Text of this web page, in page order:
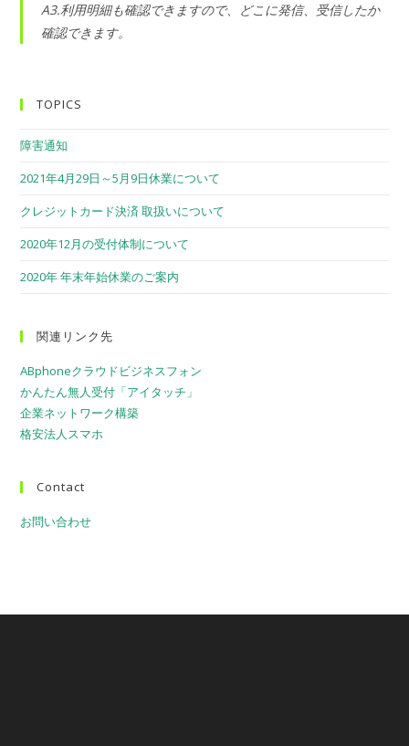
A3.利用明細も確認できますので、どこに発信、受信したか
確認できます。
TOPICS
障害通知
2021年4月29日～5月9日休業について
クレジットカード決済 取扱いについて
2020年12月の受付体制について
2020年 年末年始休業のご案内
関連リンク先
ABphoneクラウドビジネスフォン
かんたん無人受付「アイタッチ」
企業ネットワーク構築
格安法人スマホ
Contact
お問い合わせ